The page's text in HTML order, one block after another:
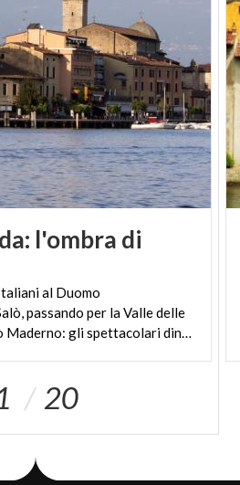
l'ombra di
al Duomo
passando per la Valle delle
Cartiere a Toscolano Maderno: gli spettacolari dintorni di Gardone Riviera
20